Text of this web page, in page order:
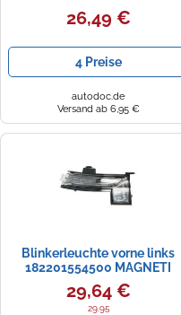
26,49 €
4 Preise
autodoc.de
Versand ab 6,95 €
Blinkerleuchte vorne links
182201554500 MAGNETI
MARELLI
29,64 €
29.95